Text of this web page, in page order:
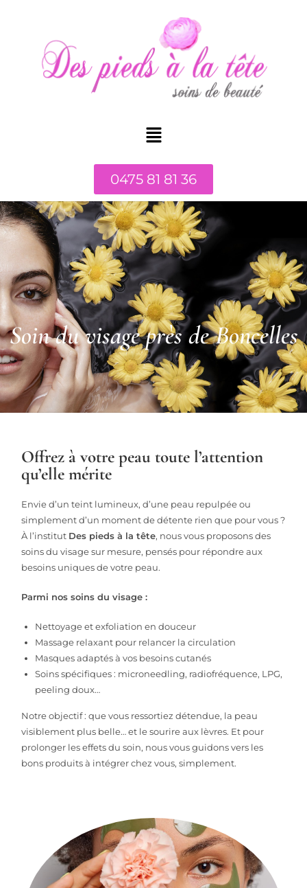
0475 81 81 36
Soin du visage près de Boncelles
Offrez à votre peau toute l’attention
qu’elle mérite
Envie d’un teint lumineux, d’une peau repulpée ou
simplement d’un moment de détente rien que pour vous ?
À l’institut Des pieds à la tête, nous vous proposons des
soins du visage sur mesure, pensés pour répondre aux
besoins uniques de votre peau.
Parmi nos soins du visage :
Nettoyage et exfoliation en douceur
Massage relaxant pour relancer la circulation
Masques adaptés à vos besoins cutanés
Soins spécifiques : microneedling, radiofréquence, LPG,
peeling doux…
Notre objectif : que vous ressortiez détendue, la peau
visiblement plus belle… et le sourire aux lèvres. Et pour
prolonger les effets du soin, nous vous guidons vers les
bons produits à intégrer chez vous, simplement.